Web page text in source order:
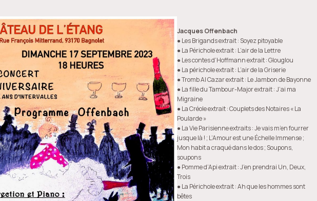
Jacques Offenbach
● Les Brigands extrait : Soyez pitoyable
● La Périchole extrait : L’air de la Lettre
● Les contes d’Hoffmann extrait : Glouglou
● La périchole extrait : L’air de la Griserie
● Tromb Al Cazar extrait : Le Jambon de Bayonne
● La fille du Tambour-Major extrait : J’ai ma
Migraine
● La Créole extrait : Couplets des Notaires « La
Poularde »
● La Vie Parisienne extraits : Je vais m’en fourrer
jusque là ! ; L’Amour est une Échelle Immense ;
Mon habit a craqué dans le dos ; Soupons,
soupons
● Pomme d’Api extrait : J’en prendrai Un, Deux,
Trois
● La Périchole extrait : Ah que les hommes sont
bêtes